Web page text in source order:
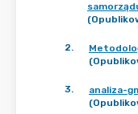
2.
3.
analiza-